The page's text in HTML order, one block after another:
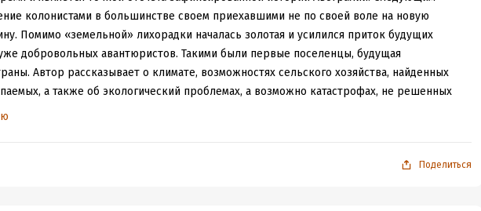
колонистами в большинстве своем приехавшими не по своей воле на новую
Помимо «земельной» лихорадки началась золотая и усилился приток будущих
добровольных авантюристов. Такими были первые поселенцы, будущая
Автор рассказывает о климате, возможностях сельского хозяйства, найденных
а также об экологический проблемах, а возможно катастрофах, не решенных
является положение коренного населения, политические дрязги, кризисы и
Поделиться